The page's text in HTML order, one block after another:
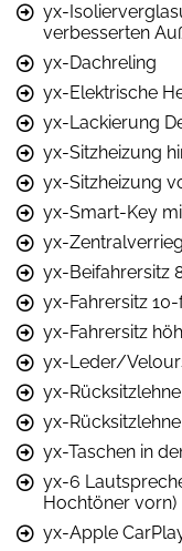
yx-
verbesserten
yx-Dachreling
yx-Elektrische
yx-Lackierung
yx-Sitzheizung
yx-Sitzheizung
yx-Smart-Key
yx-
yx-Beifahrersitz
yx-Fahrersitz
yx-Fahrersitz
yx-Leder/
yx-
yx-
yx-Taschen in
yx-6
Hochtöner vorn)
yx-Apple